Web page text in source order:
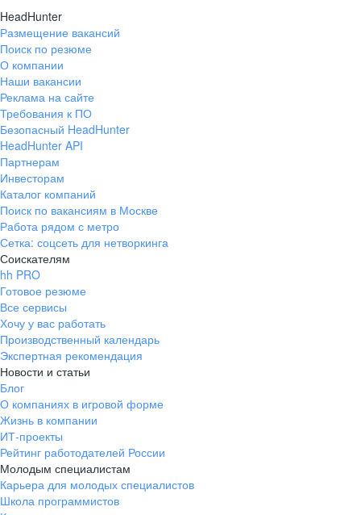
HeadHunter
Размещение вакансий
Поиск по резюме
О компании
Наши вакансии
Реклама на сайте
Требования к ПО
Безопасный HeadHunter
HeadHunter API
Партнерам
Инвесторам
Каталог компаний
Поиск по вакансиям в Москве
Работа рядом с метро
Сетка: соцсеть для нетворкинга
Соискателям
hh PRO
Готовое резюме
Все сервисы
Хочу у вас работать
Производственный календарь
Экспертная рекомендация
Новости и статьи
Блог
О компаниях в игровой форме
Жизнь в компании
ИТ-проекты
Рейтинг работодателей России
Молодым специалистам
Карьера для молодых специалистов
Школа программистов